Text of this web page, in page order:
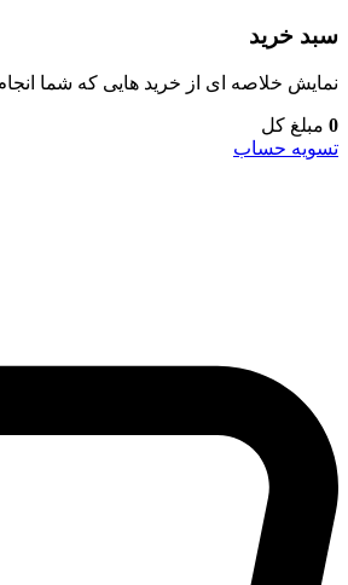
سبد خرید
نمایش خلاصه ای از خرید هایی که شما
0 مبلغ کل
تسویه حساب